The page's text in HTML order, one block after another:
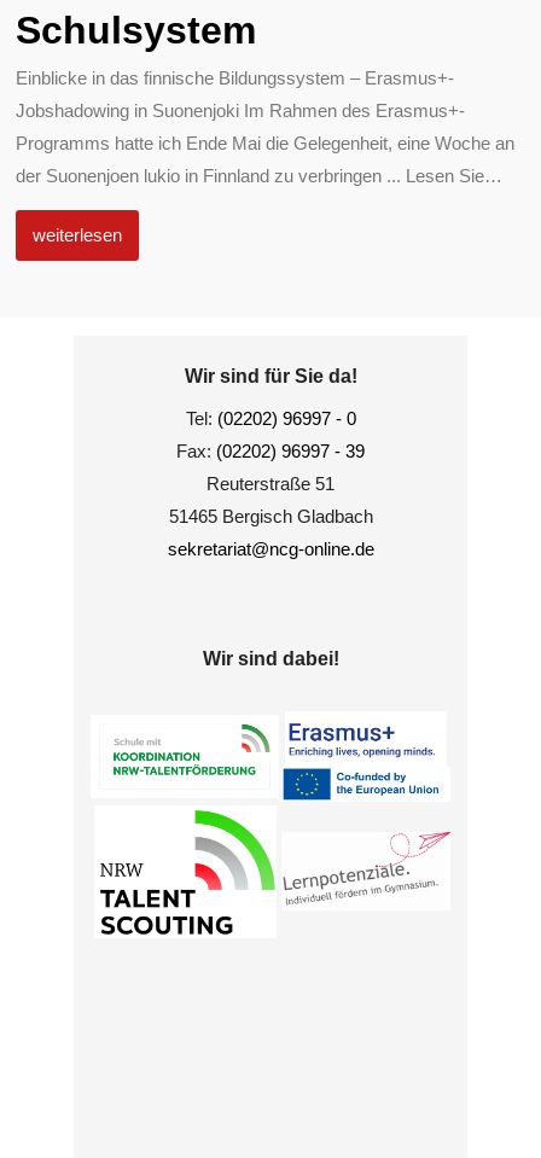
Schulsystem
Einblicke in das finnische Bildungssystem – Erasmus+-
Jobshadowing in Suonenjoki Im Rahmen des Erasmus+-
Programms hatte ich Ende Mai die Gelegenheit, eine Woche an
der Suonenjoen lukio in Finnland zu verbringen ... Lesen Sie…
weiterlesen
Wir sind für Sie da!
Tel: (02202) 96997 - 0
Fax: (02202) 96997 - 39
Reuterstraße 51
51465 Bergisch Gladbach
sekretariat@ncg-online.de
Wir sind dabei!